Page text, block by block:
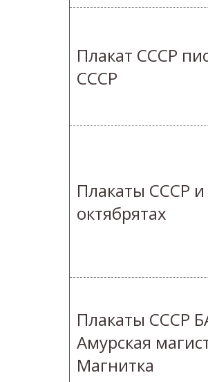
Плакат СССР
СССР
Плакаты СССР
октябрятах
Плакаты СССР
Амурская
Магнитка